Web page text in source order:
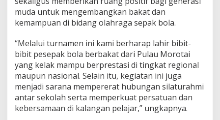
b
a
n
g
a
a
n
d
i
B
a
muda untuk mengembangkan bakat dan
kemampuan di bidang olahraga sepak bola.
“Melalui turnamen ini kami berharap lahir bibit-
bibit pesepak bola berbakat dari Pulau Morotai
yang kelak mampu berprestasi di tingkat regional
maupun nasional. Selain itu, kegiatan ini juga
menjadi sarana mempererat hubungan silaturahmi
antar sekolah serta memperkuat persatuan dan
kebersamaan di kalangan pelajar,” ungkapnya.